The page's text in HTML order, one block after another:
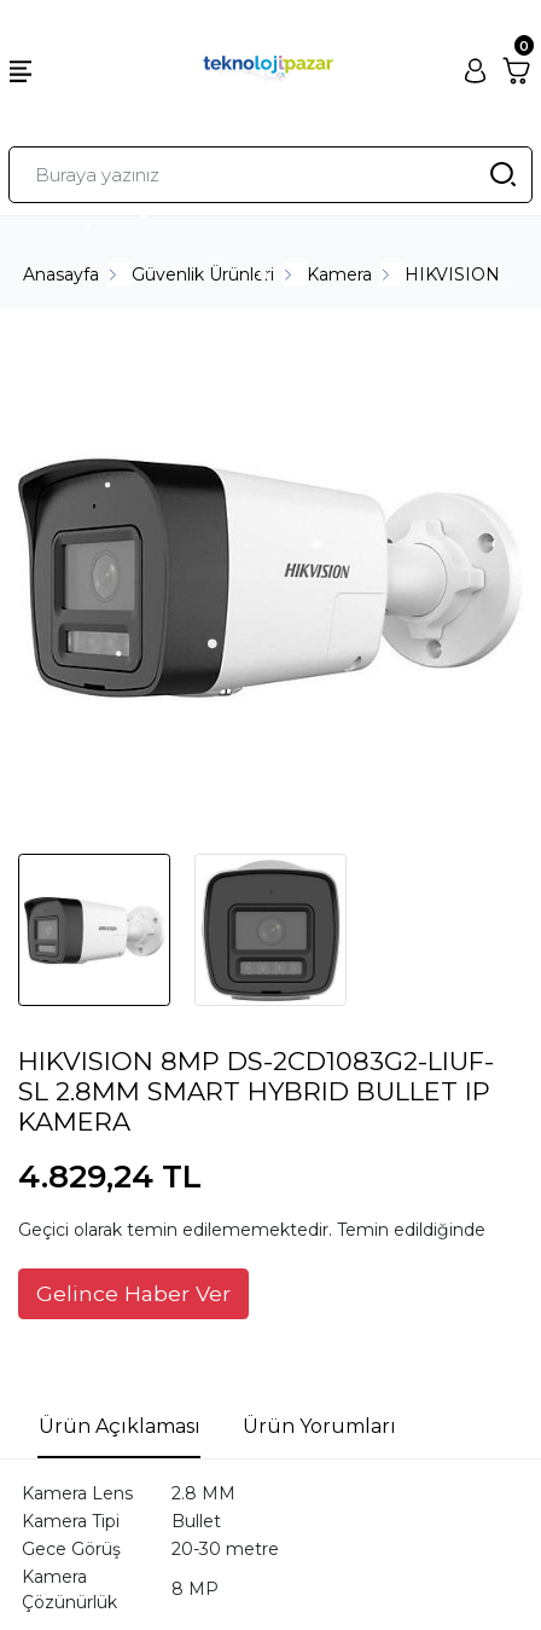
0
Anasayfa Güvenlik Ürünleri Kamera HIKVISION
HIKVISION 8MP DS-2CD1083G2-LIUF-
SL 2.8MM SMART HYBRID BULLET IP
KAMERA
4.829,24 TL
Geçici olarak temin edilememektedir. Temin edildiğinde
Gelince Haber Ver
Ürün Açıklaması Ürün Yorumları
Kamera Lens
2.8 MM
Kamera Tipi
Bullet
Gece Görüş
20-30 metre
Kamera
Çözünürlük
8 MP